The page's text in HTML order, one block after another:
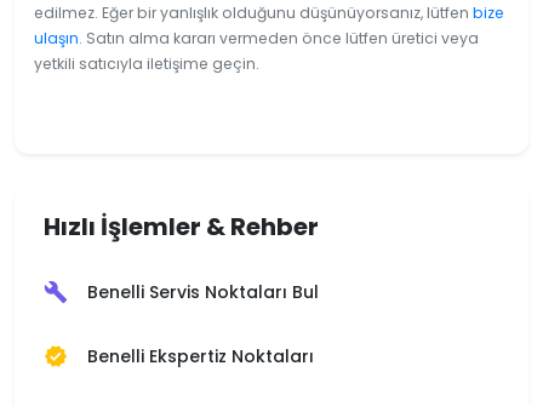
edilmez. Eğer bir yanlışlık olduğunu düşünüyorsanız, lütfen bize
ulaşın. Satın alma kararı vermeden önce lütfen üretici veya
yetkili satıcıyla iletişime geçin.
Hızlı İşlemler & Rehber
build Benelli Servis Noktaları Bul
verified Benelli Ekspertiz Noktaları